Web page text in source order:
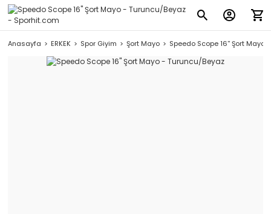
Anasayfa ERKEK Spor Giyim Şort Mayo Speedo Scope 16'' Şort Mayo